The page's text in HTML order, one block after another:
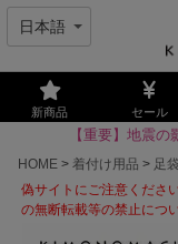
新商品 セール
【重要】地震
HOME
着付け用品
足袋
偽サイトにご注意くださ
の無断転載等の禁止につ